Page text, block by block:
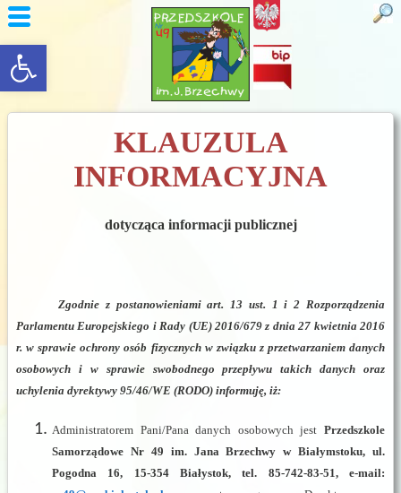
rozwiń/zwiń panel
KLAUZULA
INFORMACYJNA
dotycząca informacji publicznej
Zgodnie z postanowieniami art. 13 ust. 1 i 2 Rozporządzenia
Parlamentu Europejskiego i Rady (UE) 2016/679 z dnia 27 kwietnia 2016
r. w sprawie ochrony osób fizycznych w związku z przetwarzaniem danych
osobowych i w sprawie swobodnego przepływu takich danych oraz
uchylenia dyrektywy 95/46/WE (RODO) informuję, iż:
Administratorem Pani/Pana danych osobowych jest Przedszkole
Samorządowe Nr 49 im. Jana Brzechwy w Białymstoku, ul.
Pogodna 16, 15-354 Białystok, tel. 85-742-83-51,e-mail: